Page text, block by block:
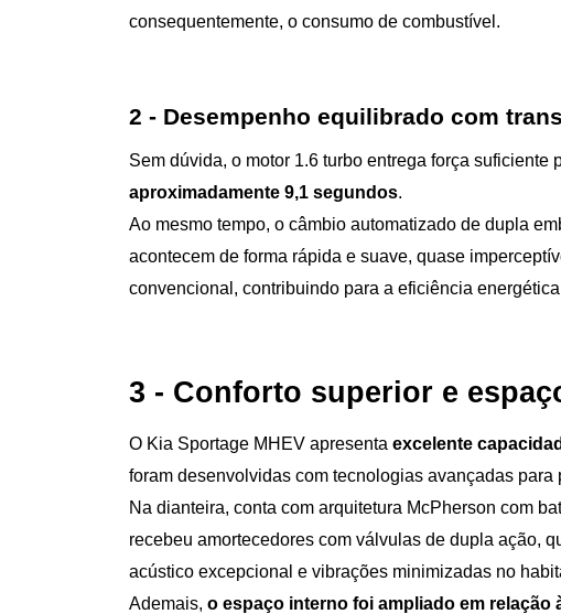
consequentemente, o consumo de combustível.
2 - Desempenho equilibrado com
Sem dúvida, o motor 1.6 turbo entrega força
aproximadamente 9,1 segundos.
Ao mesmo tempo, o câmbio automatizado de dupla
acontecem de forma rápida e suave, quase
convencional, contribuindo para a eficiência
3 - Conforto superior e
O Kia Sportage MHEV apresenta excelente
foram desenvolvidas com tecnologias avançadas
Na dianteira, conta com arquitetura McPherson com
recebeu amortecedores com válvulas de dupla ação,
acústico excepcional e vibrações minimizadas no
Ademais, o espaço interno foi ampliado em relação